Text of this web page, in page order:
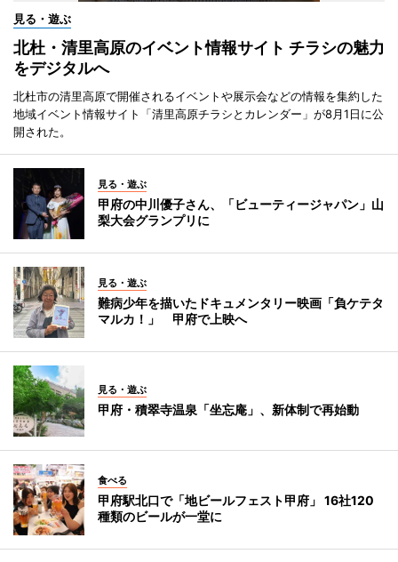
見る・遊ぶ
北杜・清里高原のイベント情報サイト チラシの魅力
をデジタルへ
北杜市の清里高原で開催されるイベントや展示会などの情報を集約した
地域イベント情報サイト「清里高原チラシとカレンダー」が8月1日に公
開された。
見る・遊ぶ
甲府の中川優子さん、「ビューティージャパン」山
梨大会グランプリに
見る・遊ぶ
難病少年を描いたドキュメンタリー映画「負ケテタ
マルカ！」 甲府で上映へ
見る・遊ぶ
甲府・積翠寺温泉「坐忘庵」、新体制で再始動
食べる
甲府駅北口で「地ビールフェスト甲府」 16社120
種類のビールが一堂に